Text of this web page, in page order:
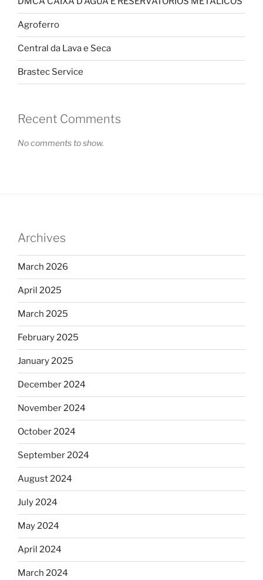
Agroferro
Central da Lava e Seca
Brastec Service
Recent Comments
No comments to show.
Archives
March 2026
April 2025
March 2025
February 2025
January 2025
December 2024
November 2024
October 2024
September 2024
August 2024
July 2024
May 2024
April 2024
March 2024